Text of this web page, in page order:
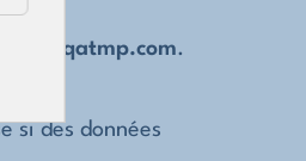
risqatmp.com.
si des données